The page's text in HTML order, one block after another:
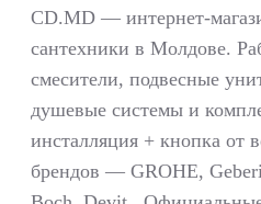
CD.MD — интернет-
сантехники в Молдове.
смесители, подвесные
душевые системы и
инсталляция + кнопка от
брендов — GROHE,